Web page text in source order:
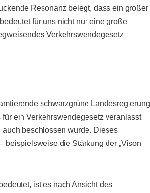
Resonanz belegt, dass ein großer
für uns nicht nur eine große
Verkehrswendegesetz
schwarzgrüne Landesregierung
ein Verkehrswendegesetz veranlasst
beschlossen wurde. Dieses
beispielsweise die Stärkung der „Vison
ist es nach Ansicht des